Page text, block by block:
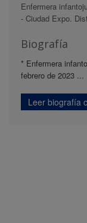
Enfermera
- Ciudad Expo.
Biografía
* Enfermera
febrero de 2023 ...
Leer biografía